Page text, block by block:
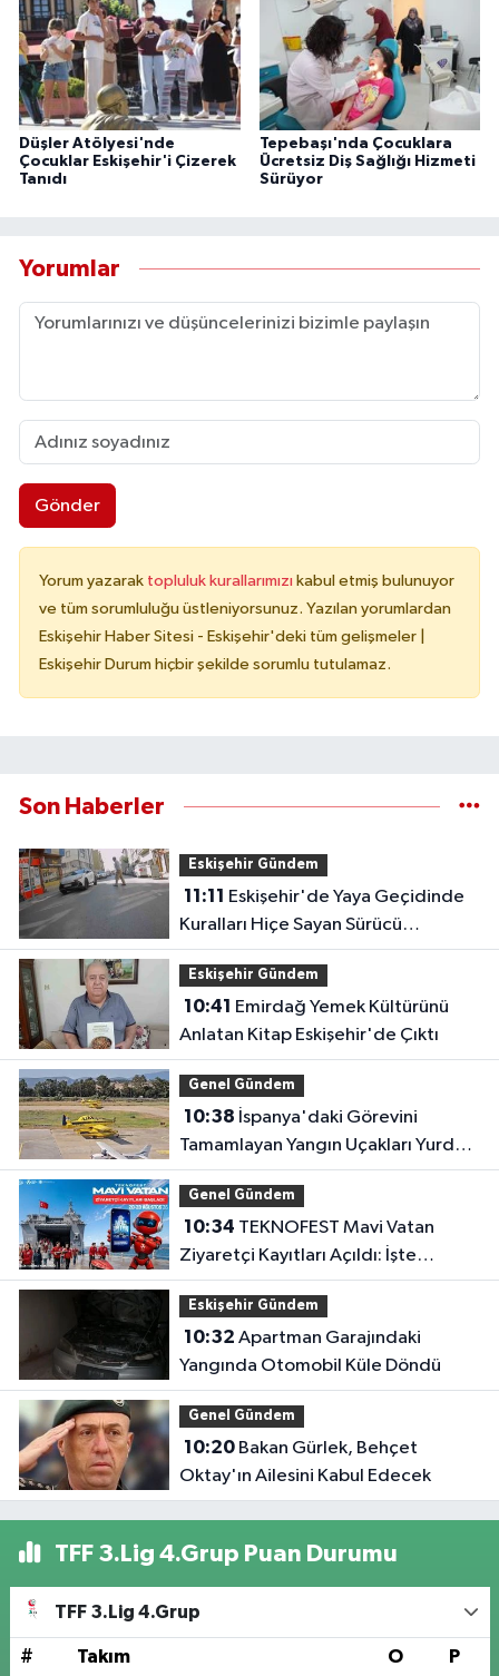
Düşler Atölyesi'nde
Çocuklar Eskişehir'i Çizerek
Tanıdı
Tepebaşı'nda Çocuklara
Ücretsiz Diş Sağlığı Hizmeti
Sürüyor
Yorumlar
Gönder
Yorum yazarak topluluk kurallarımızı kabul etmiş bulunuyor
ve tüm sorumluluğu üstleniyorsunuz. Yazılan yorumlardan
Eskişehir Haber Sitesi - Eskişehir'deki tüm gelişmeler |
Eskişehir Durum hiçbir şekilde sorumlu tutulamaz.
Son Haberler
Eskişehir Gündem
11:11
Kuralları Hiçe Sayan Sürücü
Kameraya Yansıdı
Eskişehir Gündem
10:41
Anlatan Kitap Eskişehir'de Çıktı
Genel Gündem
10:38
Tamamlayan Yangın Uçakları Yurda
Döndü
Genel Gündem
10:34
Ziyaretçi Kayıtları Açıldı: İşte
Detaylar
Eskişehir Gündem
10:32
Yangında Otomobil Küle Döndü
Genel Gündem
10:20Bakan Gürlek, Behçet
Oktay'ın Ailesini Kabul Edecek
TFF 3.Lig 4.Grup Puan Durumu
TFF 3.Lig 4.Grup
# Takım O P